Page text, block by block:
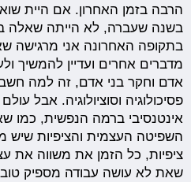
הרבה בזמן האחרון. אם היית
בשנה שעברה, לא הייתה שאלה
בתקופה האחרונה אני מרגישה
מדברים אחרים ועדיין להמשיך
אדם וחקר בני אדם, זה למה
פסיכולוגיה וסוציולוגיה. אבל
אינטנסיבי ברמה הנפשית, כמו
השפיטה העצמית והציפיות
ציפיות, כל הזמן את משווה את
שאת לא עושה עבודה מספיק